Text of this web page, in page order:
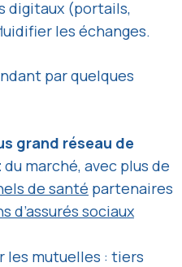
digitaux (portails,
les échanges.
par quelques
grand réseau de
du marché, avec plus de
de santé partenaires
d’assurés sociaux
les mutuelles : tiers